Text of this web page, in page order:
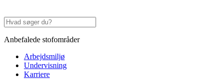
Anbefalede stofområder
Arbejdsmiljø
Undervisning
Karriere